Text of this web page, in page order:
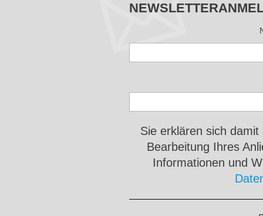
Sie erklären sich
Bearbeitung Ihres
Informationen und